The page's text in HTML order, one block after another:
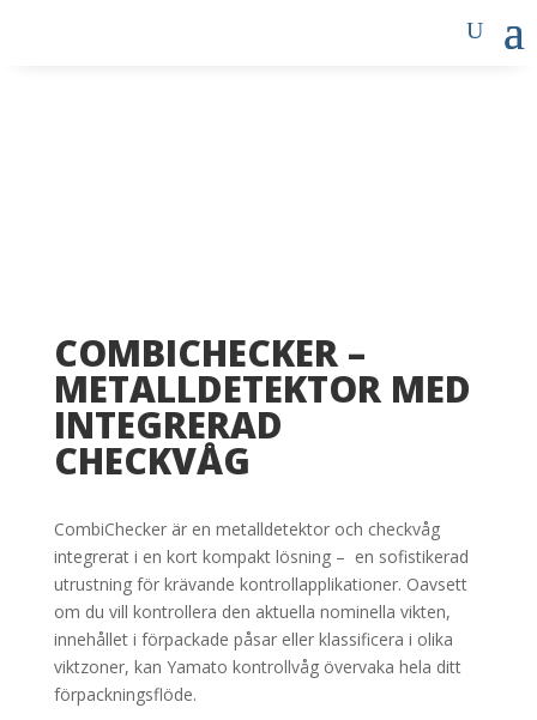
COMBICHECKER –
METALLDETEKTOR MED
INTEGRERAD
CHECKVÅG
CombiChecker är en metalldetektor och checkvåg
integrerat i en kort kompakt lösning – en sofistikerad
utrustning för krävande kontrollapplikationer. Oavsett
om du vill kontrollera den aktuella nominella vikten,
innehållet i förpackade påsar eller klassificera i olika
viktzoner, kan Yamato kontrollvåg övervaka hela ditt
förpackningsflöde.